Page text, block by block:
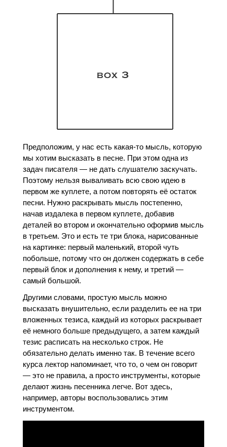
Предположим, у нас есть какая-то мысль, которую
мы хотим высказать в песне. При этом одна из
задач писателя — не дать слушателю заскучать.
Поэтому нельзя вываливать всю свою идею в
первом же куплете, а потом повторять её остаток
песни. Нужно раскрывать мысль постепенно,
начав издалека в первом куплете, добавив
деталей во втором и окончательно оформив мысль
в третьем. Это и есть те три блока, нарисованные
на картинке: первый маленький, второй чуть
побольше, потому что он должен содержать в себе
первый блок и дополнения к нему, и третий —
самый большой.
Другими словами, простую мысль можно
высказать внушительно, если разделить ее на три
вложенных тезиса, каждый из которых раскрывает
её немного больше предыдущего, а затем каждый
тезис расписать на несколько строк. Не
обязательно делать именно так. В течение всего
курса лектор напоминает, что то, о чем он говорит
— это не правила, а просто инструменты, которые
делают жизнь песенника легче. Вот здесь,
например, авторы воспользовались этим
инструментом.